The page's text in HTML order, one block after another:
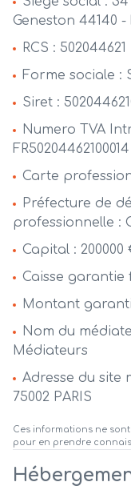
alerte
e-
mail
contact
Geneston 44140 -
RCS : 502044621
Forme sociale :
Siret :
Numero TVA
FR50204462100014
Carte
Préfecture de
professionnelle :
Capital : 200000
Caisse garantie
Montant
Nom du
Médiateurs
Adresse du site
75002 PARIS
Ces informations ne
pour en prendre